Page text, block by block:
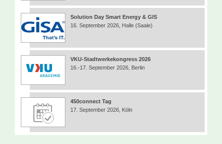
Solution Day Smart Energy & GIS
16. September 2026, Halle (Saale)
VKU-Stadtwerkekongress 2026
16.-17. September 2026, Berlin
450connect Tag
17. September 2026, Köln